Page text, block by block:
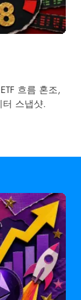
흐름 혼조,
터 스냅샷.